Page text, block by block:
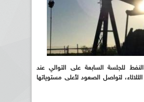
للجلسة السابعة على التوالي عند
لتواصل الصعود لأعلى مستوياتها